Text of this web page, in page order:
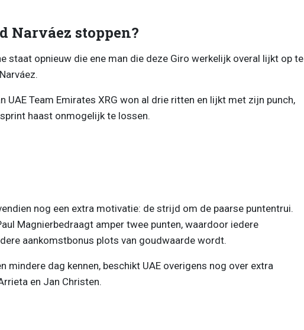
Narváez stoppen?
staat opnieuw die ene man die deze Giro werkelijk overal lijkt op te
UAE Team Emirates XRG won al drie ritten en lijkt met zijn punch,
haast onmogelijk te lossen.
nog een extra motivatie: de strijd om de paarse puntentrui.
Magnierbedraagt amper twee punten, waardoor iedere
aankomstbonus plots van goudwaarde wordt.
mindere dag kennen, beschikt UAE overigens nog over extra
en Jan Christen.